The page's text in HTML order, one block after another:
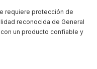
requiere protección de
reconocida de General
un producto confiable y